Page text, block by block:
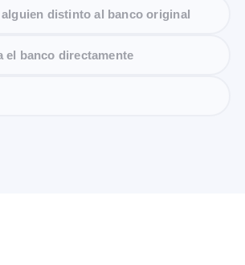
distinto al banco original
el banco directamente